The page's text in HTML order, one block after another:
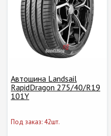
Автошина Landsail
RapidDragon 275/40/R19
101Y
Под заказ: 42шт.